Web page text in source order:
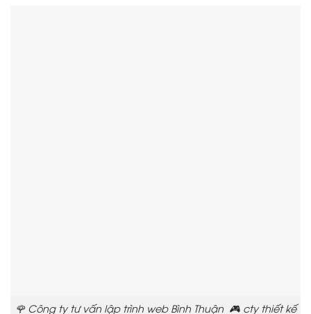
🌹 Công ty tư vấn lập trình web Bình Thuận 🎮 cty thiết kế